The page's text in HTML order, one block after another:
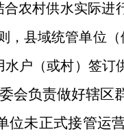
合农村供水实际进
，县域统管单位
户（或村）签订
会负责做好辖区
位未正式接管运